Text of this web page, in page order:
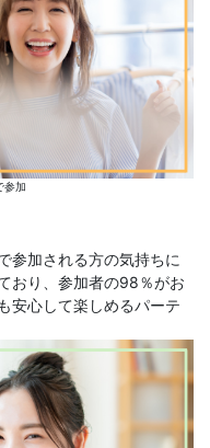
参加
参加される方の気持ちに
おり、参加者の98％がお
安心して楽しめるパーテ